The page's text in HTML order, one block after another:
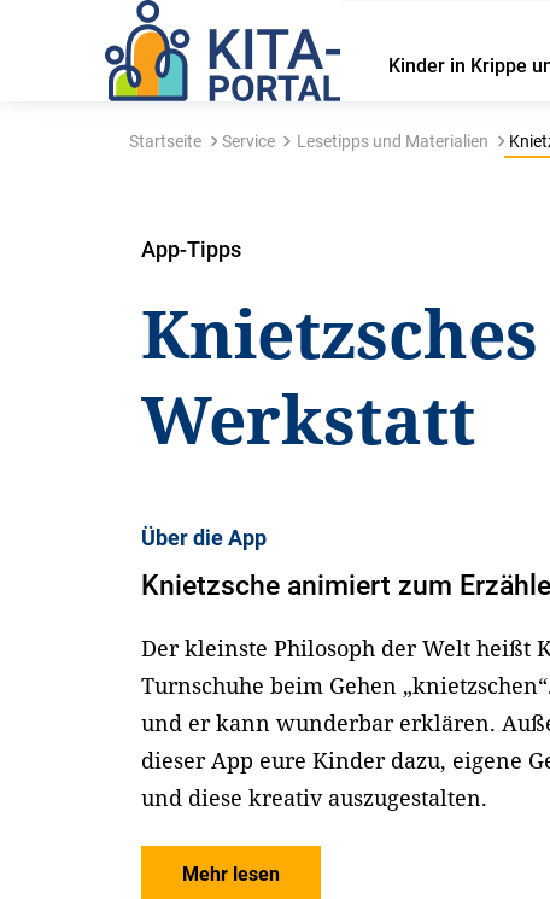
Kinder in Krippe
Startseite Service Lesetipps und Materialien
App-Tipps
Knietzsches
Werkstatt
Über die App
Knietzsche animiert zum
Der kleinste Philosoph der Welt heißt
Turnschuhe beim Gehen
und er kann wunderbar erklären.
dieser App eure Kinder dazu, eigene
und diese kreativ auszugestalten.
Mehr lesen